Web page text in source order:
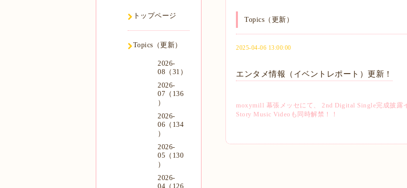
Topics（更新）
2025-04-06 13:00:00
エンタメ情報（イベントレポート）更新！
moxymill 幕張メッセにて、 2nd Digital Single完成披露
Story Music Videoも同時解禁！！
トップページ
Topics（更新）
2026-
08（31）
2026-
07（136
）
2026-
06（134
）
2026-
05（130
）
2026-
04（126